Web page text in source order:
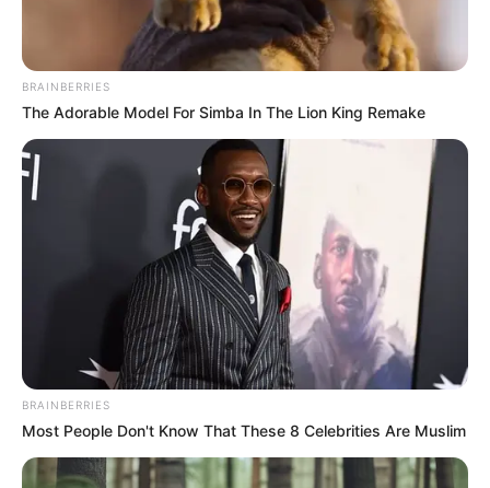
BRAINBERRIES
The Adorable Model For Simba In The Lion King Remake
BRAINBERRIES
Most People Don't Know That These 8 Celebrities Are Muslim